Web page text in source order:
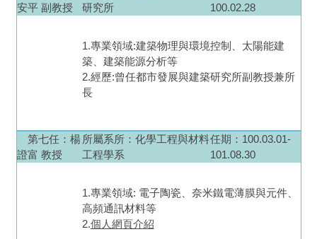
安平 副教授
研究所
100.02.28
1.專業領域:建築物理與環境控制、太陽能建
築、建築能源分析等
2.經歷:曾任都市發展與建築研究所副教授兼所
長
第七任：楊
證富 教授
所屬系所： 化學工程與材料
工程學系
任期：100.03.01-
101.08.30
1.專業領域: 電子陶瓷、奈米鐵電薄膜與元件、
高頻通訊材料等
2.個人網頁介紹